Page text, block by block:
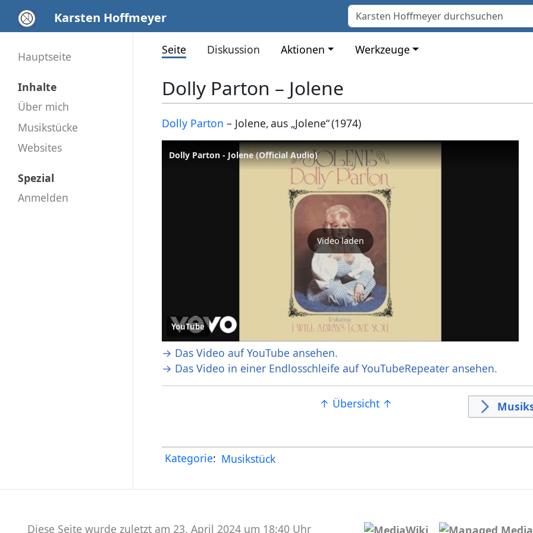
Karsten Hoffmeyer
Hauptseite
Inhalte
Über mich
Musikstücke
Websites
Spezial
Anmelden
Seite Diskussion Aktionen Werkzeuge
Dolly Parton – Jolene
Dolly Parton – Jolene, aus „Jolene“ (1974)
Dolly Parton - Jolene (Official Audio)
Video laden
YouTube
→ Das Video auf YouTube ansehen.
→ Das Video in einer Endlosschleife auf YouTubeRepeater ansehen.
↑ Übersicht ↑
Kategorie: Musikstück
Diese Seite wurde zuletzt am 23. April 2024 um 18:40 Uhr